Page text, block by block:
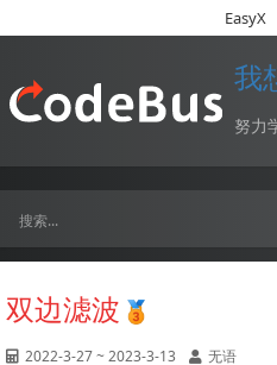
EasyX
我
努力
双边滤波
2022-3-27 ~ 2023-3-13 无语